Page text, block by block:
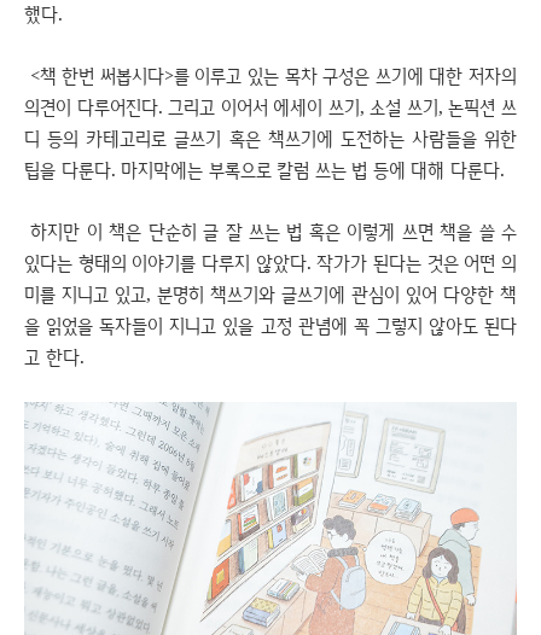
했다.
<책 한번 써봅시다>를 이루고 있는 목차 구성은 쓰기에 대한 저자의
의견이 다루어진다. 그리고 이어서 에세이 쓰기, 소설 쓰기, 논픽션 쓰
디 등의 카테고리로 글쓰기 혹은 책쓰기에 도전하는 사람들을 위한
팁을 다룬다. 마지막에는 부록으로 칼럼 쓰는 법 등에 대해 다룬다.
하지만 이 책은 단순히 글 잘 쓰는 법 혹은 이렇게 쓰면 책을 쓸 수
있다는 형태의 이야기를 다루지 않았다. 작가가 된다는 것은 어떤 의
미를 지니고 있고, 분명히 책쓰기와 글쓰기에 관심이 있어 다양한 책
을 읽었을 독자들이 지니고 있을 고정 관념에 꼭 그렇지 않아도 된다
고 한다.